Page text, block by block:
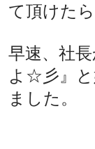
て頂けた
早速、社
よ☆彡』と
ました。